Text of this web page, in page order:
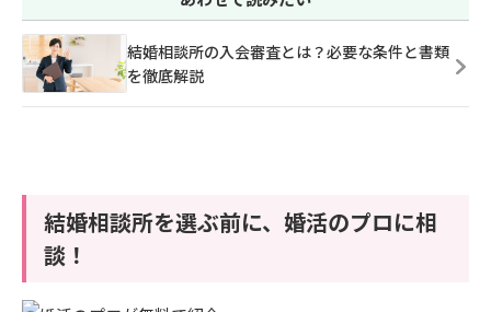
結婚相談所の入会審査とは？必要な条件と書類
を徹底解説
結婚相談所を選ぶ前に、婚活のプロに相
談！